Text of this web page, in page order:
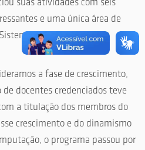
suas atividades com seis
e uma única área de
Avançados de
a fase de crescimento,
docentes credenciados teve
a titulação dos membros do
crescimento e do dinamismo
o programa passou por